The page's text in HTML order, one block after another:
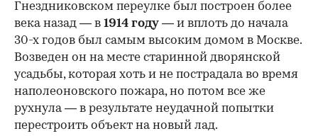
Гнездниковском переулке был построен более
века назад — в 1914 году — и вплоть до начала
30-х годов был самым высоким домом в Москве.
Возведен он на месте старинной дворянской
усадьбы, которая хоть и не пострадала во время
наполеоновского пожара, но потом все же
рухнула — в результате неудачной попытки
перестроить объект на новый лад.